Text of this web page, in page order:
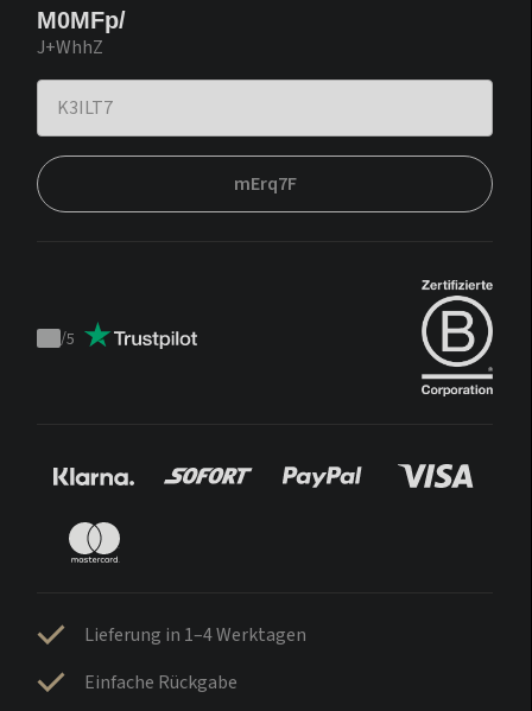
M0MFp/
J+WhhZ
mErq7F
Trustpilot
/5
Lieferung in 1–4 Werktagen
Einfache Rückgabe